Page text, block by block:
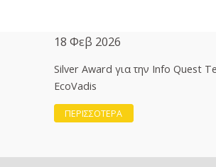
18 Φεβ 2026
Silver Award για την Info Quest
EcoVadis
ΠΕΡΙΣΣΟΤΕΡΑ